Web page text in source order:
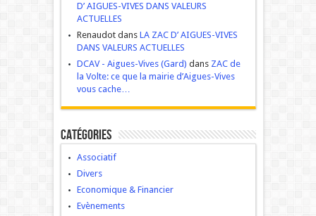
D’ AIGUES-VIVES DANS VALEURS
ACTUELLES
Renaudot dans LA ZAC D’ AIGUES-VIVES
DANS VALEURS ACTUELLES
DCAV - Aigues-Vives (Gard) dans ZAC de
la Volte: ce que la mairie d’Aigues-Vives
vous cache…
Catégories
Associatif
Divers
Economique & Financier
Evènements